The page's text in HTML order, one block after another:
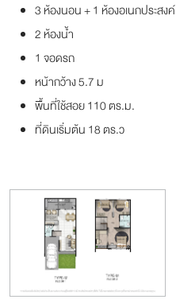
3 ห้องนอน + 1 ห้องอเนกประสงค์
2 ห้องน้ำ
1 จอดรถ
หน้ากว้าง 5.7 ม
พื้นที่ใช้สอย 110 ตร.ม.
ที่ดินเริ่มต้น 18 ตร.ว